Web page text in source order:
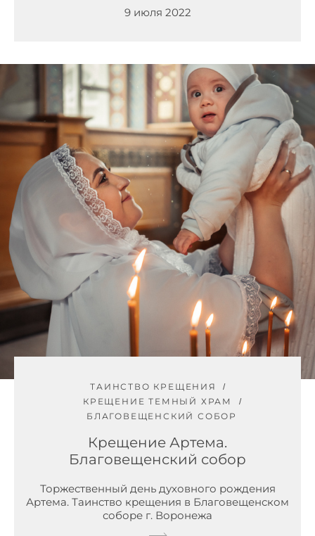
9 июля 2022
ТАИНСТВО КРЕЩЕНИЯ
КРЕЩЕНИЕ ТЕМНЫЙ ХРАМ
БЛАГОВЕЩЕНСКИЙ СОБОР
Крещение Артема.
Благовещенский собор
Торжественный день духовного рождения
Артема. Таинство крещения в Благовещенском
соборе г. Воронежа